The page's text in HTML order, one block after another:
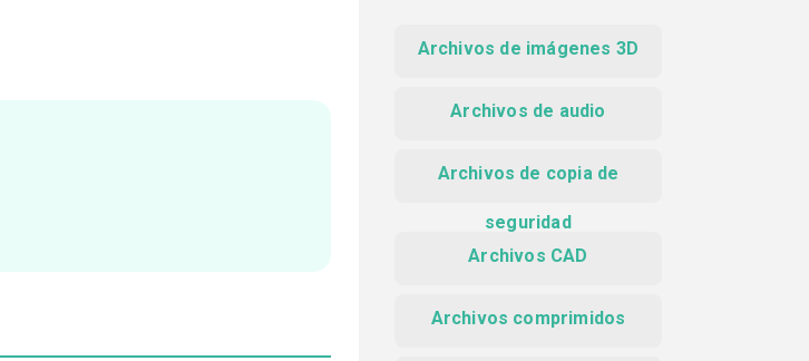
Archivos de imágenes 3D
Archivos de audio
Archivos de copia de
seguridad
Archivos CAD
Archivos comprimidos